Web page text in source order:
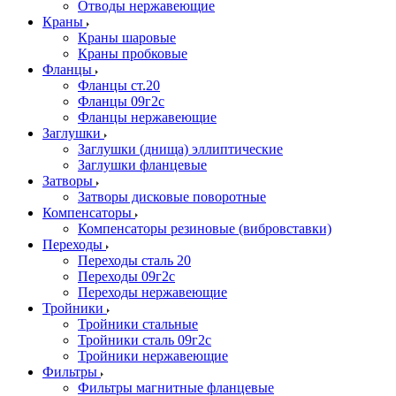
Отводы нержавеющие
Краны
Краны шаровые
Краны пробковые
Фланцы
Фланцы ст.20
Фланцы 09г2с
Фланцы нержавеющие
Заглушки
Заглушки (днища) эллиптические
Заглушки фланцевые
Затворы
Затворы дисковые поворотные
Компенсаторы
Компенсаторы резиновые (вибровставки)
Переходы
Переходы сталь 20
Переходы 09г2с
Переходы нержавеющие
Тройники
Тройники стальные
Тройники сталь 09г2с
Тройники нержавеющие
Фильтры
Фильтры магнитные фланцевые